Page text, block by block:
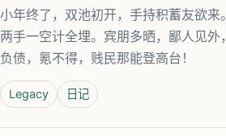
小年终了，双池初开，手持积蓄友欲来
两手一空计全埋。宾朋多晒，鄙人见外
负债，氪不得，贱民那能登高台！
Legacy 日记